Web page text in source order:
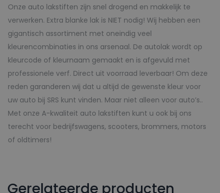
Onze auto lakstiften zijn snel drogend en makkelijk te
verwerken. Extra blanke lak is NIET nodig! Wij hebben een
gigantisch assortiment met oneindig veel
kleurencombinaties in ons arsenaal. De autolak wordt op
kleurcode of kleurnaam gemaakt en is afgevuld met
professionele verf. Direct uit voorraad leverbaar! Om deze
reden garanderen wij dat u altijd de gewenste kleur voor
uw auto bij SRS kunt vinden. Maar niet alleen voor auto’s..
Met onze A-kwaliteit auto lakstiften kunt u ook bij ons
terecht voor bedrijfswagens, scooters, brommers, motors
of oldtimers!
Gerelateerde producten